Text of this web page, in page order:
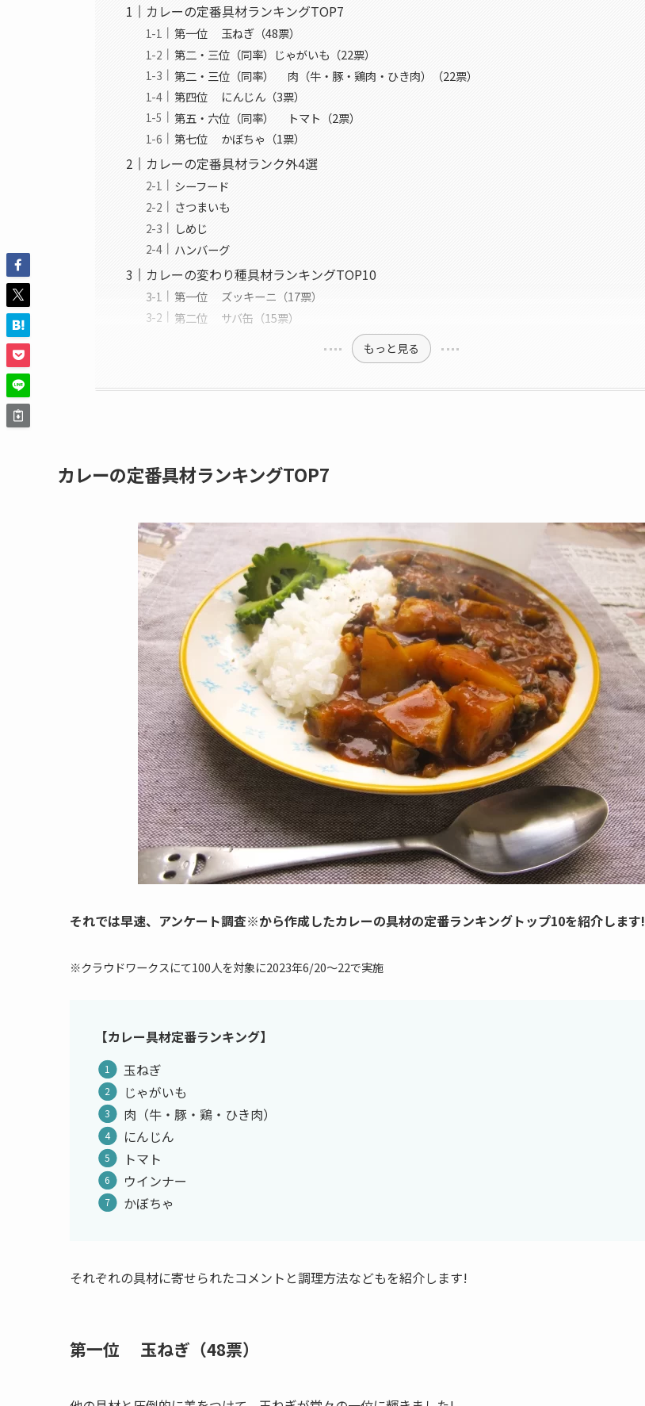
カレーの定番具材ランキングTOP7
第一位 玉ねぎ（48票）
第二・三位（同率）じゃがいも（22票）
第二・三位（同率） 肉（牛・豚・鶏肉・ひき肉）（22票）
第四位 にんじん（3票）
第五・六位（同率） トマト（2票）
第七位 かぼちゃ（1票）
カレーの定番具材ランク外4選
シーフード
さつまいも
しめじ
ハンバーグ
カレーの変わり種具材ランキングTOP10
第一位 ズッキーニ（17票）
第二位 サバ缶（15票）
もっと見る
カレーの定番具材ランキングTOP7
それでは早速、アンケート調査※から作成したカレーの具材の定番ランキングトップ10を紹介します!
※クラウドワークスにて100人を対象に2023年6/20〜22で実施
【カレー具材定番ランキング】
玉ねぎ
じゃがいも
肉（牛・豚・鶏・ひき肉）
にんじん
トマト
ウインナー
かぼちゃ
それぞれの具材に寄せられたコメントと調理方法などもを紹介します!
第一位 玉ねぎ （48票）